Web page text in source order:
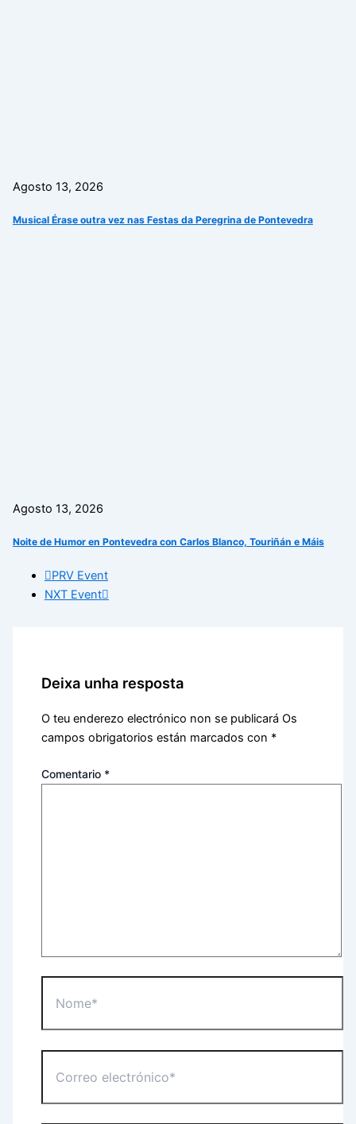
Agosto 13, 2026
Musical Érase outra vez nas Festas da Peregrina de Pontevedra
Agosto 13, 2026
Noite de Humor en Pontevedra con Carlos Blanco, Touriñán e Máis
PRV Event
NXT Event
Deixa unha resposta
O teu enderezo electrónico non se publicará Os
campos obrigatorios están marcados con *
Comentario *
electrónico*